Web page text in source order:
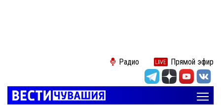
Радио Прямой эфир